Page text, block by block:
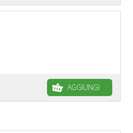
AGGIUNGI